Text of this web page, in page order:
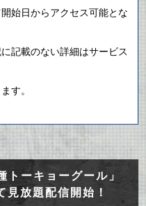
始日からアクセス可能とな
記載のない詳細はサービス
す。
ーキョーグール」
放題配信開始！